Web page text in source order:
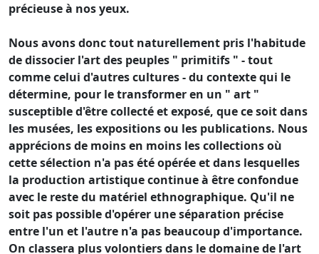
précieuse à nos yeux.
Nous avons donc tout naturellement pris l'habitude
de dissocier l'art des peuples " primitifs " - tout
comme celui d'autres cultures - du contexte qui le
détermine, pour le transformer en un " art "
susceptible d'être collecté et exposé, que ce soit dans
les musées, les expositions ou les publications. Nous
apprécions de moins en moins les collections où
cette sélection n'a pas été opérée et dans lesquelles
la production artistique continue à être confondue
avec le reste du matériel ethnographique. Qu'il ne
soit pas possible d'opérer une séparation précise
entre l'un et l'autre n'a pas beaucoup d'importance.
On classera plus volontiers dans le domaine de l'art